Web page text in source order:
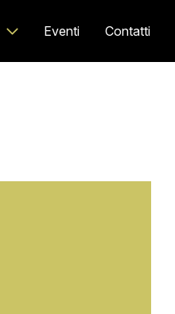
Eventi Contatti